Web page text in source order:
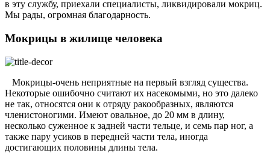
в эту службу, приехали специалисты, ликвидировали мокриц.
Мы рады, огромная благодарность.
Мокрицы в жилище человека
Мокрицы-очень неприятные на первый взгляд существа.
Некоторые ошибочно считают их насекомыми, но это далеко
не так, относятся они к отряду ракообразных, являются
членистоногими. Имеют овальное, до 20 мм в длину,
несколько суженное к задней части тельце, и семь пар ног, а
также пару усиков в передней части тела, иногда
достигающих половины длины тела.